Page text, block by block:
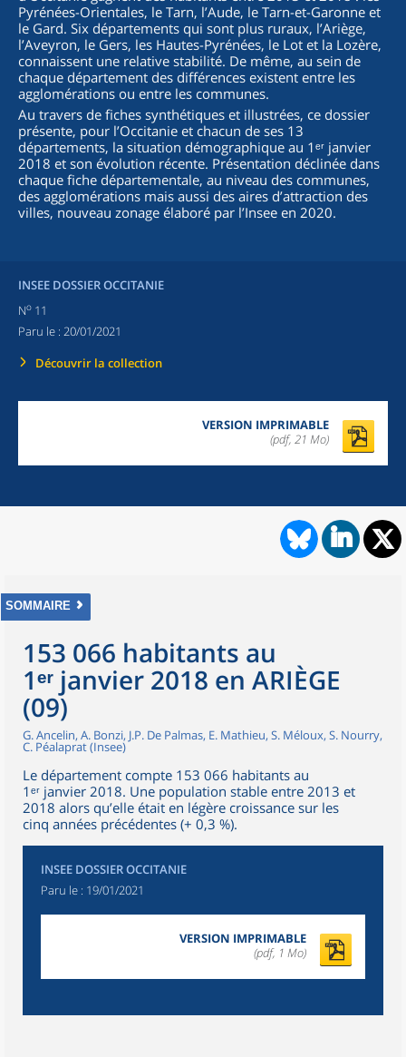
Pyrénées-Orientales, le Tarn, l’Aude, le Tarn-et-Garonne et
le Gard. Six départements qui sont plus ruraux, l’Ariège,
l’Aveyron, le Gers, les Hautes-Pyrénées, le Lot et la Lozère,
connaissent une relative stabilité. De même, au sein de
chaque département des différences existent entre les
agglomérations ou entre les communes.
Au travers de fiches synthétiques et illustrées, ce dossier
présente, pour l’Occitanie et chacun de ses 13
départements, la situation démographique au 1ᵉʳ janvier
2018 et son évolution récente. Présentation déclinée dans
chaque fiche départementale, au niveau des communes,
des agglomérations mais aussi des aires d’attraction des
villes, nouveau zonage élaboré par l’Insee en 2020.
INSEE DOSSIER OCCITANIE
No 11
Paru le : 20/01/2021
Découvrir la collection
VERSION IMPRIMABLE
(pdf, 21 Mo)
SOMMAIRE
153 066 habitants au
1ᵉʳ janvier 2018 en ARIÈGE
(09)
G. Ancelin, A. Bonzi, J.P. De Palmas, E. Mathieu, S. Méloux, S. Nourry,
C. Péalaprat (Insee)
Le département compte 153 066 habitants au
1ᵉʳ janvier 2018. Une population stable entre 2013 et
2018 alors qu’elle était en légère croissance sur les
cinq années précédentes (+ 0,3 %).
INSEE DOSSIER OCCITANIE
Paru le : 19/01/2021
VERSION IMPRIMABLE
(pdf, 1 Mo)